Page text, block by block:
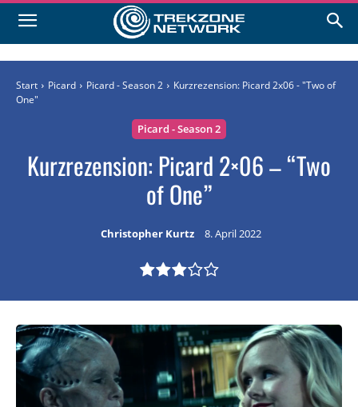
Start Picard Picard - Season 2
Kurzrezension: Picard 2x06 - "Two of
One"
Picard - Season 2
Kurzrezension: Picard 2×06 – “Two
of One”
Christopher Kurtz 8. April 2022